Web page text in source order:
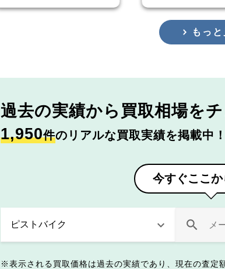
もっと
過去の実績から 買取相場を
1,950件のリアルな買取実績を掲載中！
今すぐここか
表示される買取価格は過去の実績であり、現在の査定